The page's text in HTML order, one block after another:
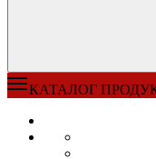
КАТАЛОГ